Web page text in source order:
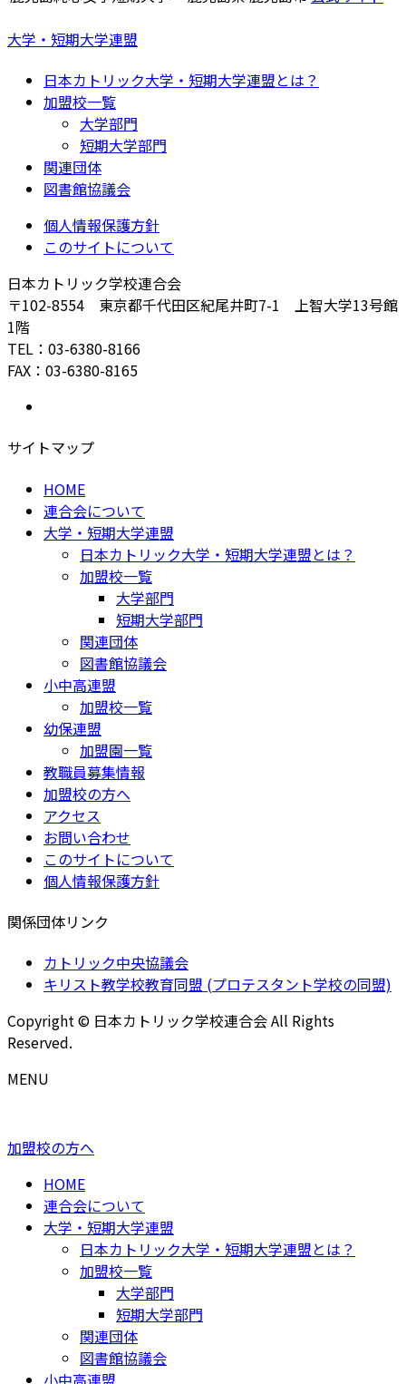
大学・短期大学連盟
日本カトリック大学・短期大学連盟とは？
加盟校一覧
大学部門
短期大学部門
関連団体
図書館協議会
個人情報保護方針
このサイトについて
日本カトリック学校連合会
〒102-8554 東京都千代田区紀尾井町7-1 上智大学13号館
1階
TEL：03-6380-8166
FAX：03-6380-8165
サイトマップ
HOME
連合会について
大学・短期大学連盟
日本カトリック大学・短期大学連盟とは？
加盟校一覧
大学部門
短期大学部門
関連団体
図書館協議会
小中高連盟
加盟校一覧
幼保連盟
加盟園一覧
教職員募集情報
加盟校の方へ
アクセス
お問い合わせ
このサイトについて
個人情報保護方針
関係団体リンク
カトリック中央協議会
キリスト教学校教育同盟 (プロテスタント学校の同盟)
Copyright © 日本カトリック学校連合会 All Rights
Reserved.
MENU
加盟校の方へ
HOME
連合会について
大学・短期大学連盟
日本カトリック大学・短期大学連盟とは？
加盟校一覧
大学部門
短期大学部門
関連団体
図書館協議会
小中高連盟